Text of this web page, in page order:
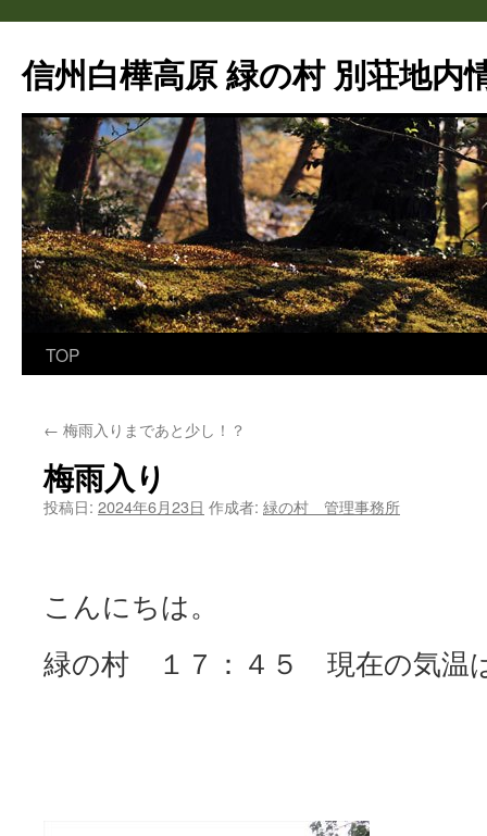
信州白樺高原 緑の村 別荘地内
コ
テ
ン
ツ
ッ
TOP
← 梅雨入りまであと少し！？
梅雨入り
投稿日: 2024年6月23日 作成者: 緑の村 管理事務所
こんにちは。
緑の村 １７：４５ 現在の気温